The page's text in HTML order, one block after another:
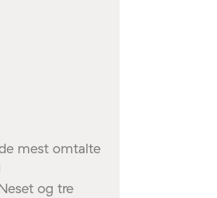
mest omtalte
og tre